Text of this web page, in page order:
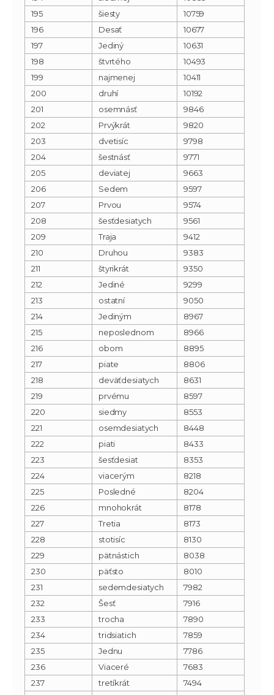
195
šiesty
10759
196
Desať
10677
197
Jediný
10631
198
štvrtého
10493
199
najmenej
10411
200
druhí
10192
201
osemnásť
9846
202
Prvýkrát
9820
203
dvetisíc
9798
204
šestnásť
9771
205
deviatej
9663
206
Sedem
9597
207
Prvou
9574
208
šesťdesiatych
9561
209
Traja
9412
210
Druhou
9383
211
štyrikrát
9350
212
Jediné
9299
213
ostatní
9050
214
Jediným
8967
215
neposlednom
8966
216
obom
8895
217
piate
8806
218
deväťdesiatych
8631
219
prvému
8597
220
siedmy
8553
221
osemdesiatych
8448
222
piati
8433
223
šesťdesiat
8353
224
viacerým
8218
225
Posledné
8204
226
mnohokrát
8178
227
Tretia
8173
228
stotisíc
8130
229
pätnástich
8038
230
päťsto
8010
231
sedemdesiatych
7982
232
Šesť
7916
233
trocha
7890
234
tridsiatich
7859
235
Jednu
7786
236
Viaceré
7683
237
tretíkrát
7494